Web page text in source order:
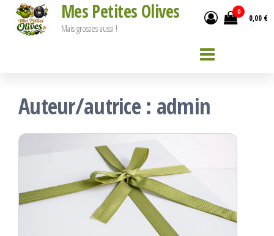
Passer
Mes Petites Olives
Mais grosses aussi !
0
0,00 €
Auteur/autrice : admin